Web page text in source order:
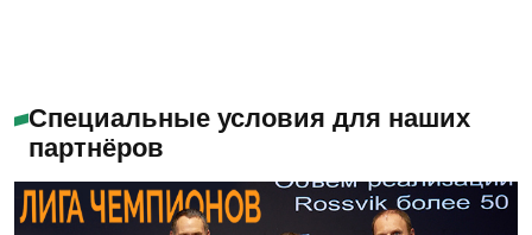
Специальные условия для наших
партнёров